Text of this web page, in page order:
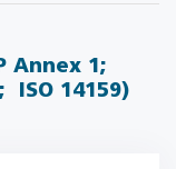
Annex 1;
ISO 14159)